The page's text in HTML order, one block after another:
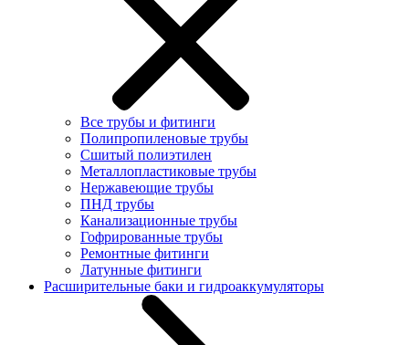
Все трубы и фитинги
Полипропиленовые трубы
Сшитый полиэтилен
Металлопластиковые трубы
Нержавеющие трубы
ПНД трубы
Канализационные трубы
Гофрированные трубы
Ремонтные фитинги
Латунные фитинги
Расширительные баки и гидроаккумуляторы